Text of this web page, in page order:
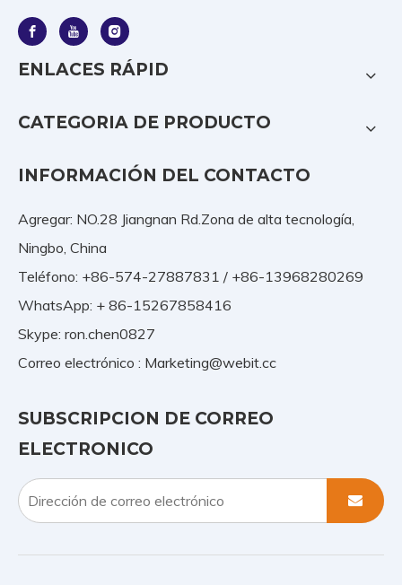
ENLACES RÁPID
CATEGORIA DE PRODUCTO
INFORMACIÓN DEL CONTACTO
Agregar: NO.28 Jiangnan Rd.Zona de alta tecnología,
Ningbo, China
Teléfono: +86-574-27887831 / +86-13968280269
WhatsApp: + 86-15267858416
Skype: ron.chen0827
Correo electrónico : Marketing@webit.cc
SUBSCRIPCION DE CORREO
ELECTRONICO